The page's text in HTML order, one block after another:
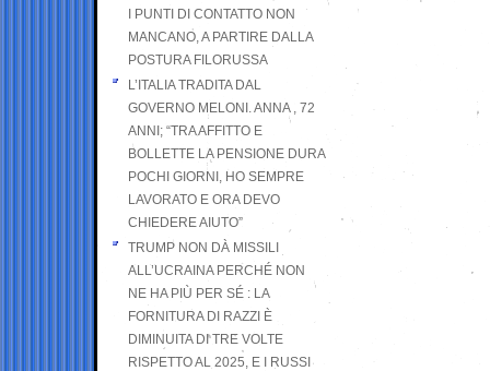
I PUNTI DI CONTATTO NON
MANCANO, A PARTIRE DALLA
POSTURA FILORUSSA
L’ITALIA TRADITA DAL
GOVERNO MELONI. ANNA , 72
ANNI; “TRA AFFITTO E
BOLLETTE LA PENSIONE DURA
POCHI GIORNI, HO SEMPRE
LAVORATO E ORA DEVO
CHIEDERE AIUTO”
TRUMP NON DÀ MISSILI
ALL’UCRAINA PERCHÉ NON
NE HA PIÙ PER SÉ : LA
FORNITURA DI RAZZI È
DIMINUITA DI TRE VOLTE
RISPETTO AL 2025, E I RUSSI